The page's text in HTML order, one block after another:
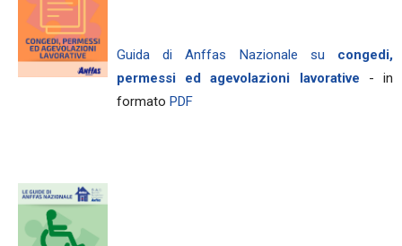
Guida di Anffas Nazionale su congedi,
permessi ed agevolazioni lavorative - in
formato PDF